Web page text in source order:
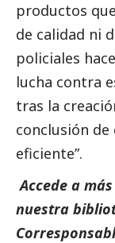
productos
de calidad ni
policiales
lucha contra
tras la
conclusión
eficiente”.
Accede a
nuestra